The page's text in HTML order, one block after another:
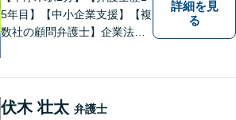
5年目】【中小企業支援】【複
数社の顧問弁護士】企業法
般民事…交通事故｜労働｜不
詳細を見
る
伏木 壮太 弁護士